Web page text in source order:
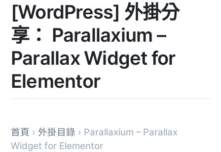
[WordPress] 外掛分
享： Parallaxium –
Parallax Widget for
Elementor
首頁 › 外掛目錄 › Parallaxium – Parallax
Widget for Elementor